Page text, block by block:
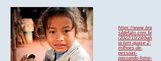
https://www.bra
sildefato.com.br
/2022/10/24/bah
ia-tem-quase-2-
milhoes-de-
pessoas-
passando-fome-